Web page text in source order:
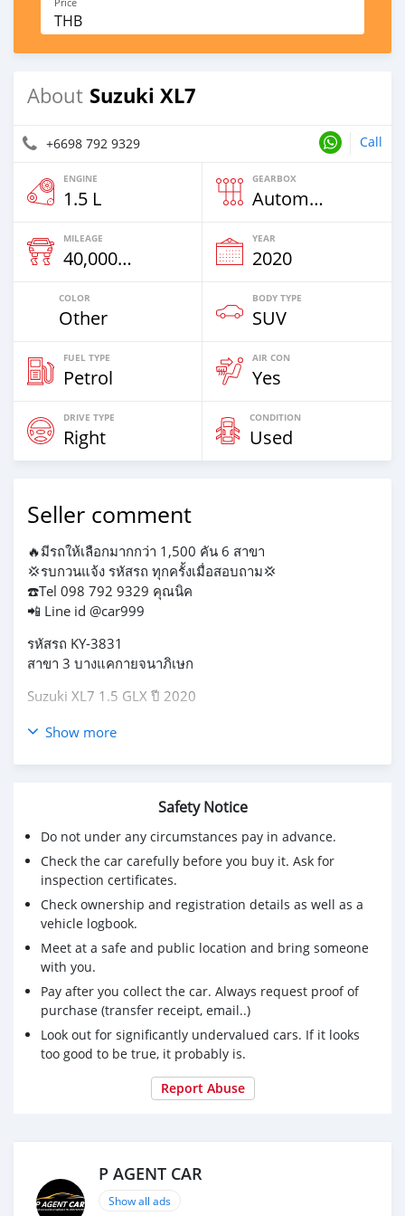
THB
About Suzuki XL7
+6698 792 9329 Call
ENGINE
1.5 L
GEARBOX
Automatic
MILEAGE
40,000 Km
YEAR
2020
COLOR
Other
BODY TYPE
SUV
FUEL TYPE
Petrol
AIR CON
Yes
DRIVE TYPE
Right
CONDITION
Used
Seller comment
🔥มีรถให้เลือกมากกว่า 1,500 คัน 6 สาขา
💢รบกวนแจ้ง รหัสรถ ทุกครั้งเมื่อสอบถาม💢
☎️Tel 098 792 9329 คุณนิค
📲 Line id @car999
รหัสรถ KY-3831
สาขา 3 บางแคกายจนาภิเษก
Suzuki XL7 1.5 GLX ปี 2020
Price 529,000 บาท
- ออกรถ 5,000 พร้อมประกันชั้น2+
- รถครอบครัวราคาคุ้มค่า
- ไม่ต้องพกเงินก้อน
- ก้อขับรถครอบครัวได้เลยคะ
** Specification **
- เครื่องเบนซิน 1.5 ลิตร 105 แรงม้า
- เกียร์อัตโนมัติ 4 speeds
- AIRBAGS / ABS / EBD
- Smart Keyless Entry
- เบาะนั่งแบบ 3 แถว 7 ที่นั่ง
- แอร์ AUTO
- กล้องหลัง / Park sensor
Show more
Safety Notice
Do not under any circumstances pay in advance.
Check the car carefully before you buy it. Ask for
inspection certificates.
Check ownership and registration details as well as a
vehicle logbook.
Meet at a safe and public location and bring someone
with you.
Pay after you collect the car. Always request proof of
purchase (transfer receipt, email..)
Look out for significantly undervalued cars. If it looks
too good to be true, it probably is.
Report Abuse
P AGENT CAR
Show all ads